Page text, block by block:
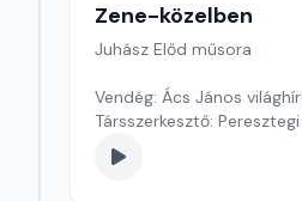
Zene-közelben
Juhász Előd műsora
Vendég: Ács János
Társszerkesztő: